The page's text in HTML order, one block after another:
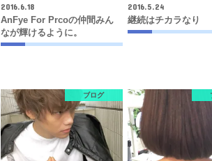
2016.6.18
AnFye For Prcoの仲間みん
なが輝けるように。
2016.5.24
継続はチカラなり
ブログ